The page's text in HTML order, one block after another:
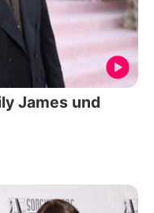
James und